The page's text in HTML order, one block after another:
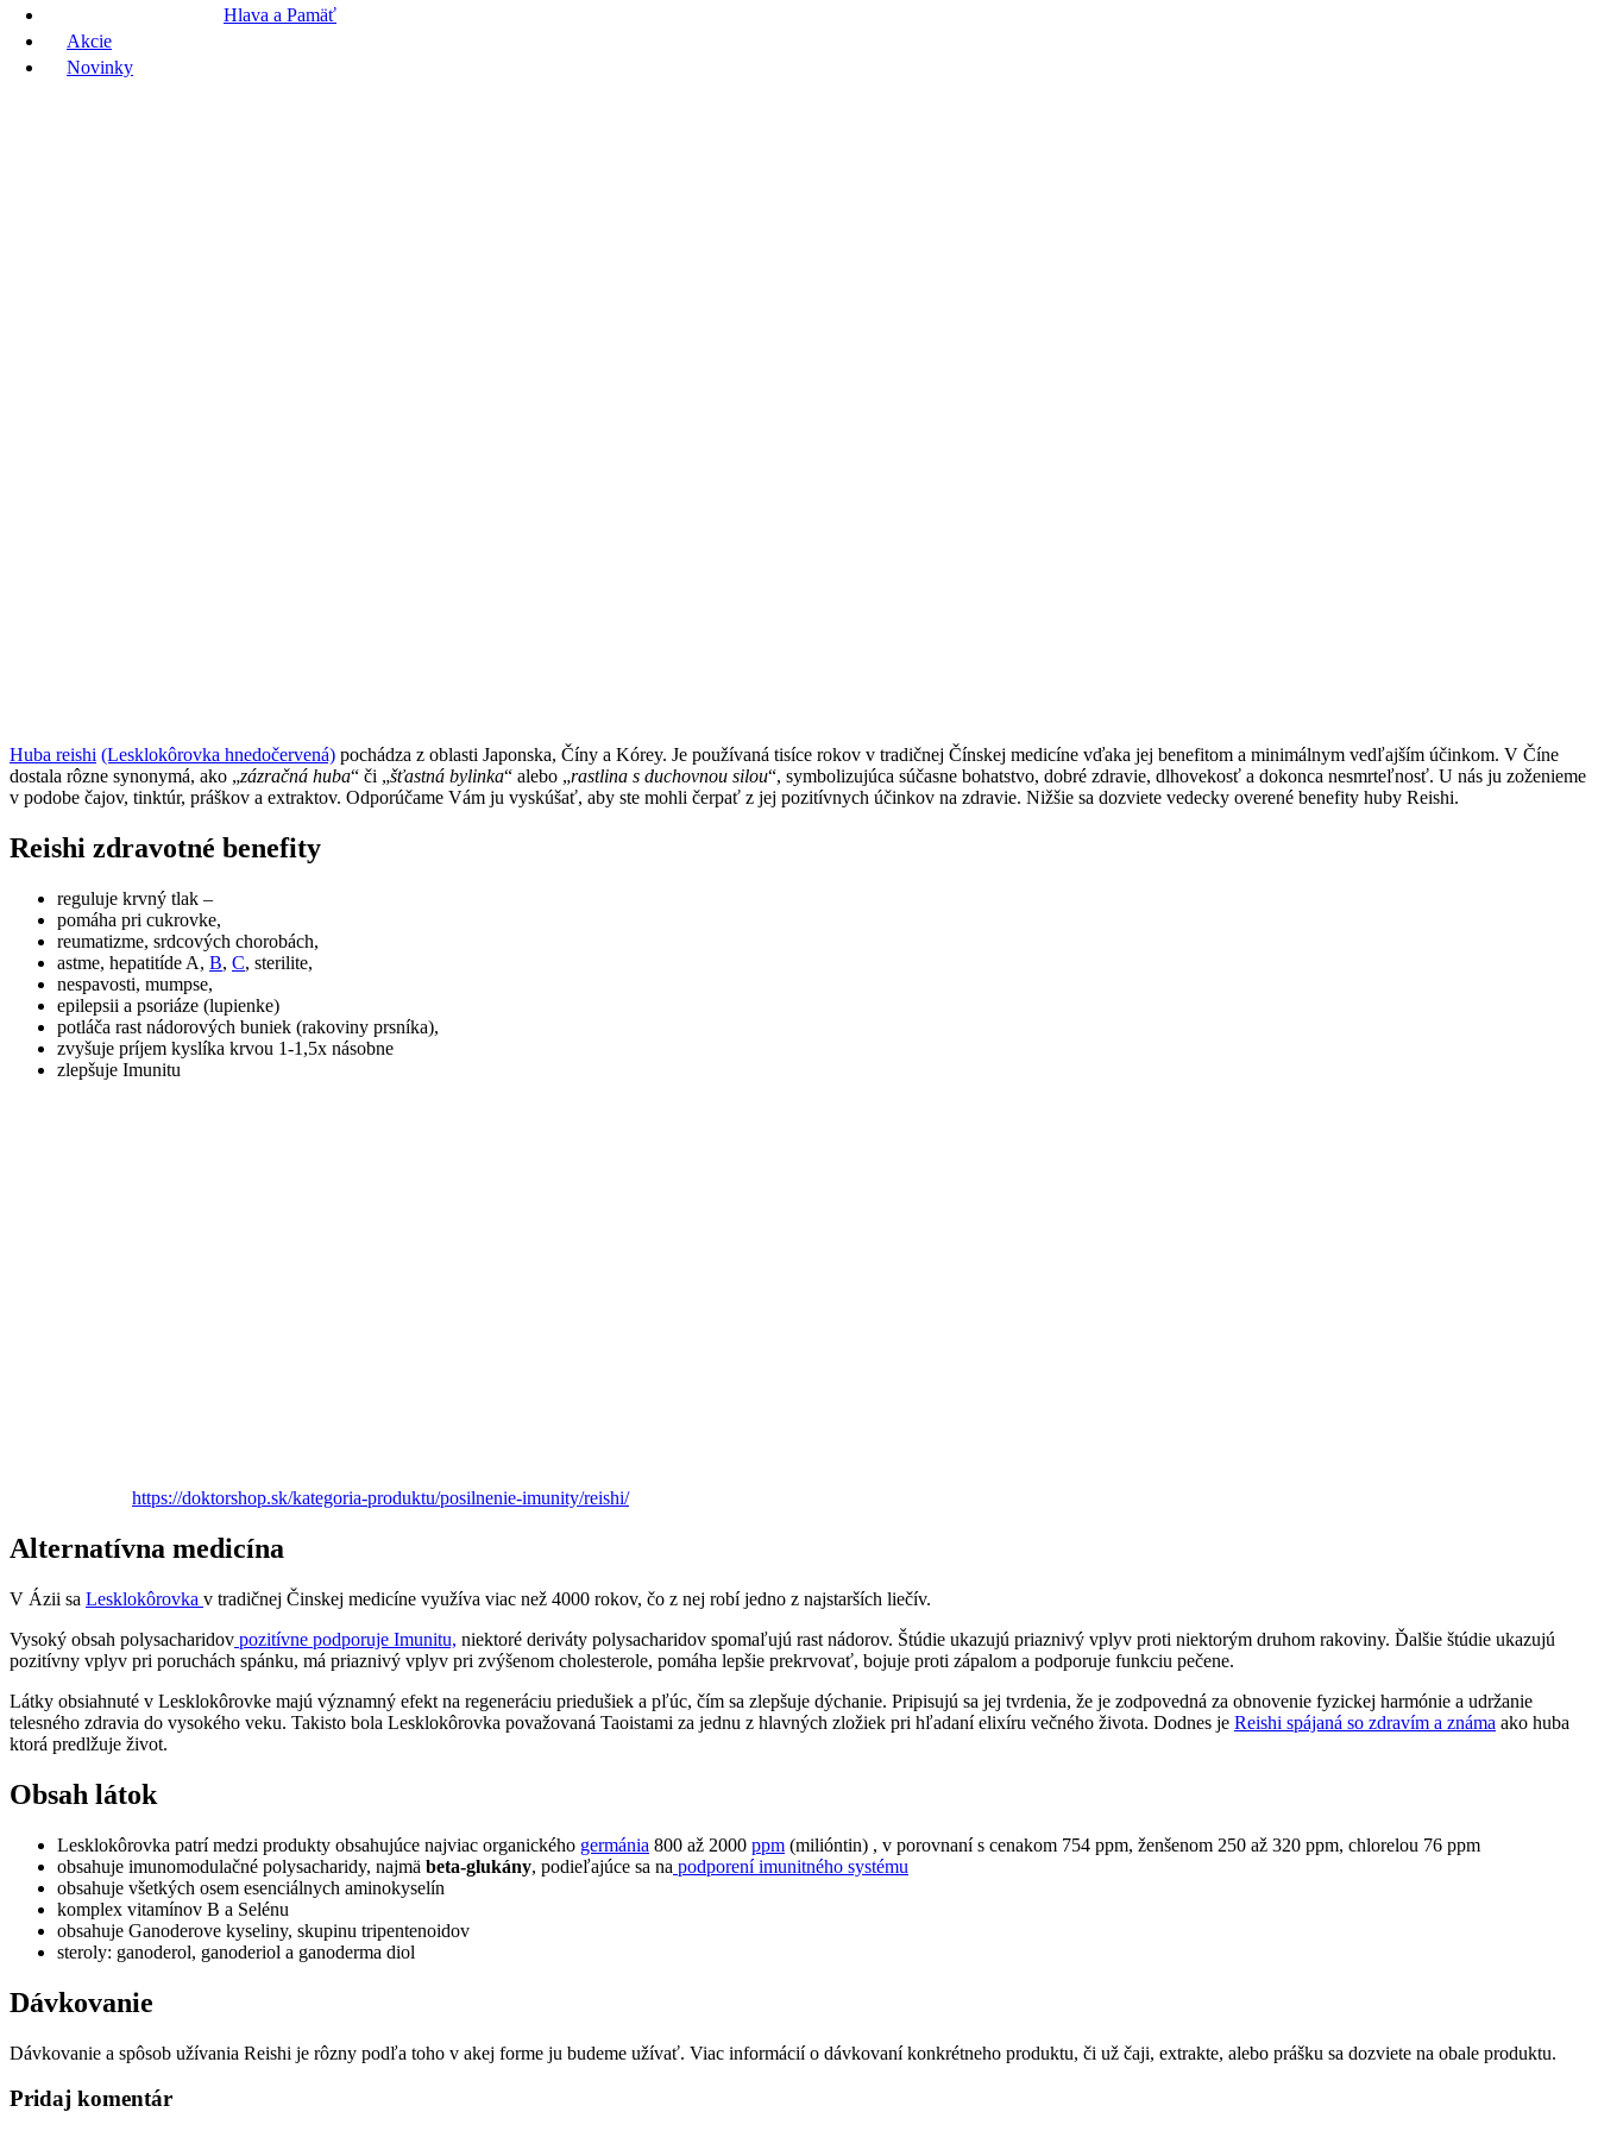
Hlava a Pamäť
Akcie
Novinky
Huba reishi (Lesklokôrovka hnedočervená) pochádza z oblasti Japonska, Číny a Kórey. Je používaná tisíce rokov v tradičnej Čínskej medicíne vďaka jej benefitom a minimálnym vedľajším účinkom. V Číne
dostala rôzne synonymá, ako „zázračná huba“ či „šťastná bylinka“ alebo „rastlina s duchovnou silou“, symbolizujúca súčasne bohatstvo, dobré zdravie, dlhovekosť a dokonca nesmrteľnosť. U nás ju zoženieme
v podobe čajov, tinktúr, práškov a extraktov. Odporúčame Vám ju vyskúšať, aby ste mohli čerpať z jej pozitívnych účinkov na zdravie. Nižšie sa dozviete vedecky overené benefity huby Reishi.
Reishi zdravotné benefity
reguluje krvný tlak –
pomáha pri cukrovke,
reumatizme, srdcových chorobách,
astme, hepatitíde A, B, C, sterilite,
nespavosti, mumpse,
epilepsii a psoriáze (lupienke)
potláča rast nádorových buniek (rakoviny prsníka),
zvyšuje príjem kyslíka krvou 1-1,5x násobne
zlepšuje Imunitu
https://doktorshop.sk/kategoria-produktu/posilnenie-imunity/reishi/
Alternatívna medicína
V Ázii sa Lesklokôrovka v tradičnej Činskej medicíne využíva viac než 4000 rokov, čo z nej robí jedno z najstarších liečív.
Vysoký obsah polysacharidov pozitívne podporuje Imunitu, niektoré deriváty polysacharidov spomaľujú rast nádorov. Štúdie ukazujú priaznivý vplyv proti niektorým druhom rakoviny. Ďalšie štúdie ukazujú
pozitívny vplyv pri poruchách spánku, má priaznivý vplyv pri zvýšenom cholesterole, pomáha lepšie prekrvovať, bojuje proti zápalom a podporuje funkciu pečene.
Látky obsiahnuté v Lesklokôrovke majú významný efekt na regeneráciu priedušiek a pľúc, čím sa zlepšuje dýchanie. Pripisujú sa jej tvrdenia, že je zodpovedná za obnovenie fyzickej harmónie a udržanie
telesného zdravia do vysokého veku. Takisto bola Lesklokôrovka považovaná Taoistami za jednu z hlavných zložiek pri hľadaní elixíru večného života. Dodnes je Reishi spájaná so zdravím a známa ako huba
ktorá predlžuje život.
Obsah látok
Lesklokôrovka patrí medzi produkty obsahujúce najviac organického germánia 800 až 2000 ppm (milióntin) , v porovnaní s cenakom 754 ppm, ženšenom 250 až 320 ppm, chlorelou 76 ppm
obsahuje imunomodulačné polysacharidy, najmä beta-glukány, podieľajúce sa na podporení imunitného systému
obsahuje všetkých osem esenciálnych aminokyselín
komplex vitamínov B a Selénu
obsahuje Ganoderove kyseliny, skupinu tripentenoidov
steroly: ganoderol, ganoderiol a ganoderma diol
Dávkovanie
Dávkovanie a spôsob užívania Reishi je rôzny podľa toho v akej forme ju budeme užívať. Viac informácií o dávkovaní konkrétneho produktu, či už čaji, extrakte, alebo prášku sa dozviete na obale produktu.
Pridaj komentár